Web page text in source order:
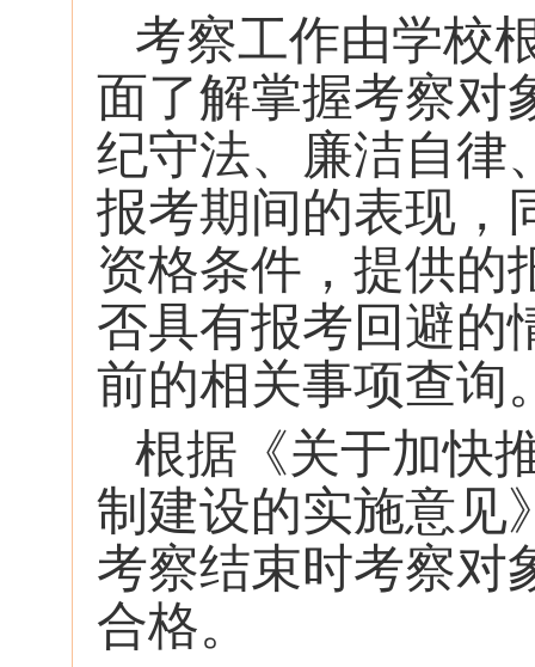
考察工作由学校
面了解掌握考察对
纪守法、廉洁自律
报考期间的表现，
资格条件，提供的
否具有报考回避的
前的相关事项查询
根据《关于加快
制建设的实施意见
考察结束时考察对
合格。